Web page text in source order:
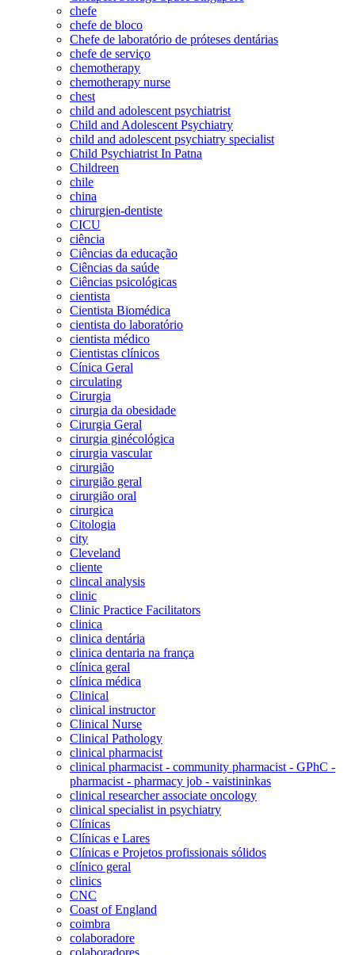
chefe
chefe de bloco
Chefe de laboratório de próteses dentárias
chefe de serviço
chemotherapy
chemotherapy nurse
chest
child and adolescent psychiatrist
Child and Adolescent Psychiatry
child and adolescent psychiatry specialist
Child Psychiatrist In Patna
Childreen
chile
china
chirurgien-dentiste
CICU
ciência
Ciências da educação
Ciências da saúde
Ciências psicológicas
cientista
Cientista Biomédica
cientista do laboratório
cientista médico
Cientistas clínicos
Cínica Geral
circulating
Cirurgia
cirurgia da obesidade
Cirurgia Geral
cirurgia ginécológica
cirurgia vascular
cirurgião
cirurgião geral
cirurgião oral
cirurgica
Citologia
city
Cleveland
cliente
clincal analysis
clinic
Clinic Practice Facilitators
clinica
clinica dentária
clinica dentaria na frança
clínica geral
clínica médica
Clinical
clinical instructor
Clinical Nurse
Clinical Pathology
clinical pharmacist
clinical pharmacist - community pharmacist - GPhC -
pharmacist - pharmacy job - vaistininkas
clinical researcher associate oncology
clinical specialist in psychiatry
Clínicas
Clínicas e Lares
Clínicas e Projetos profissionais sólidos
clínico geral
clinics
CNC
Coast of England
coimbra
colaboradore
colaboradores